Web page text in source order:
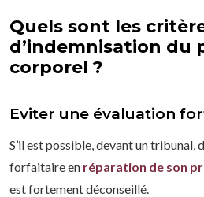
Quels sont les
d’indemnisation du
corporel ?
Eviter une évaluation
S’il est possible, devant un tribunal,
forfaitaire en réparation de son
est fortement déconseillé.